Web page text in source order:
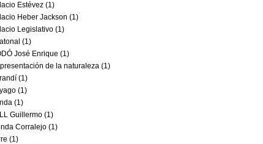
Estévez (1)
Heber Jackson (1)
Legislativo (1)
(1)
José Enrique (1)
de la naturaleza (1)
(1)
(1)
(1)
Guillermo (1)
Corralejo (1)
(1)